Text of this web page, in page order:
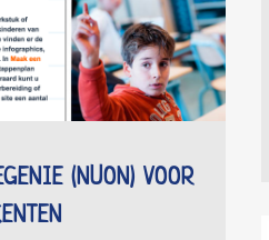
(NUON) VOOR